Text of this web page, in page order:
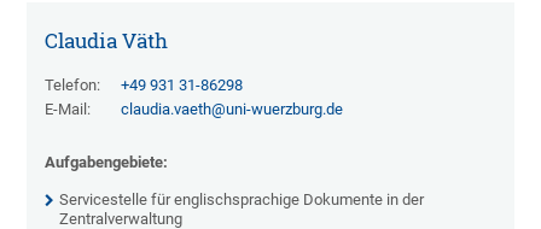
Claudia Väth
Telefon:
+49 931 31-86298
E-Mail:
claudia.vaeth@uni-wuerzburg.de
Aufgabengebiete:
Servicestelle für englischsprachige Dokumente in der
Zentralverwaltung